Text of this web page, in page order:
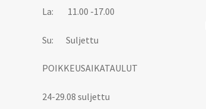
La: 11.00 -17.00
Su: Suljettu
POIKKEUSAIKATAULUT
24-29.08 suljettu